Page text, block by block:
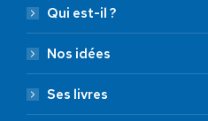
Qui est-il ?
Nos idées
Ses livres